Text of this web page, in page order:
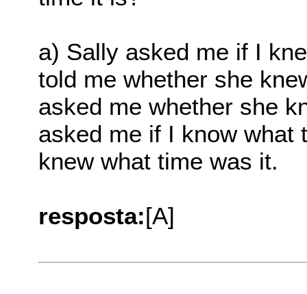
a) Sally asked me if I
told me whether she
asked me whether she
asked me if I know what
knew what time was it.
resposta:[A]